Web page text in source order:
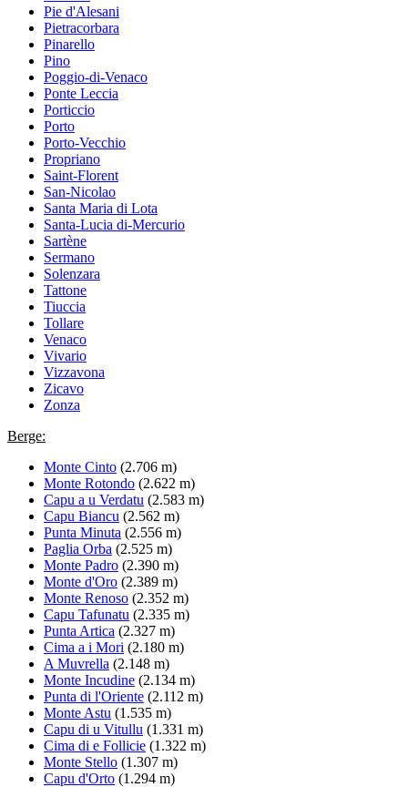
Pie d'Alesani
Pietracorbara
Pinarello
Pino
Poggio-di-Venaco
Ponte Leccia
Porticcio
Porto
Porto-Vecchio
Propriano
Saint-Florent
San-Nicolao
Santa Maria di Lota
Santa-Lucia di-Mercurio
Sartène
Sermano
Solenzara
Tattone
Tiuccia
Tollare
Venaco
Vivario
Vizzavona
Zicavo
Zonza
Berge:
Monte Cinto (2.706 m)
Monte Rotondo (2.622 m)
Capu a u Verdatu (2.583 m)
Capu Biancu (2.562 m)
Punta Minuta (2.556 m)
Paglia Orba (2.525 m)
Monte Padro (2.390 m)
Monte d'Oro (2.389 m)
Monte Renoso (2.352 m)
Capu Tafunatu (2.335 m)
Punta Artica (2.327 m)
Cima a i Mori (2.180 m)
A Muvrella (2.148 m)
Monte Incudine (2.134 m)
Punta di l'Oriente (2.112 m)
Monte Astu (1.535 m)
Capu di u Vitullu (1.331 m)
Cima di e Follicie (1.322 m)
Monte Stello (1.307 m)
Capu d'Orto (1.294 m)